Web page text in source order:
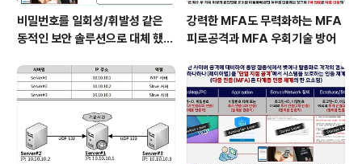
비밀번호를 일회성/휘발성 같은
동적인 보안 솔루션으로 대체 했을
강력한 MFA도 무력화하는 MFA
피로공격과 MFA 우회기술 방어